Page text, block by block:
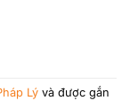
Lývà được gắn